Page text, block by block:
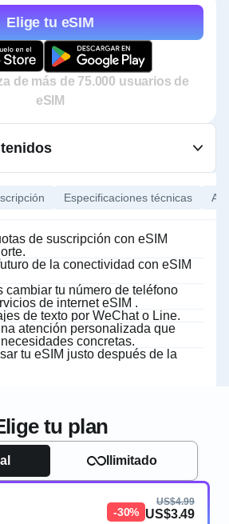
Elige tu eSIM
de más de 75.000 usuarios de
eSIM
Especificaciones técnicas
de suscripción con eSIM
de la conectividad con eSIM
cambiar tu número de teléfono
de internet eSIM .
de texto por WeChat o Line.
atención personalizada que
concretas.
tu eSIM justo después de la
tu plan
Ilimitado
-30%
US$4.99
US$3.49